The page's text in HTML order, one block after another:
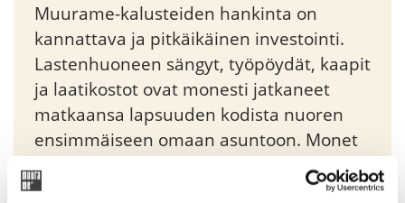
Muurame-kalusteiden hankinta on
kannattava ja pitkäikäinen investointi.
Lastenhuoneen sängyt, työpöydät, kaapit
ja laatikostot ovat monesti jatkaneet
matkaansa lapsuuden kodista nuoren
ensimmäiseen omaan asuntoon. Monet
Muurame-kalusteet ovat käytössä
toisessa, joskus jopa kolmannessa